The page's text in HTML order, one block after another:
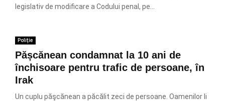
legislativ de modificare a Codului penal, pe...
Poliție
Pășcănean condamnat la 10 ani de
închisoare pentru trafic de persoane, în
Irak
Un cuplu păşcănean a păcălit zeci de persoane. Oamenilor li